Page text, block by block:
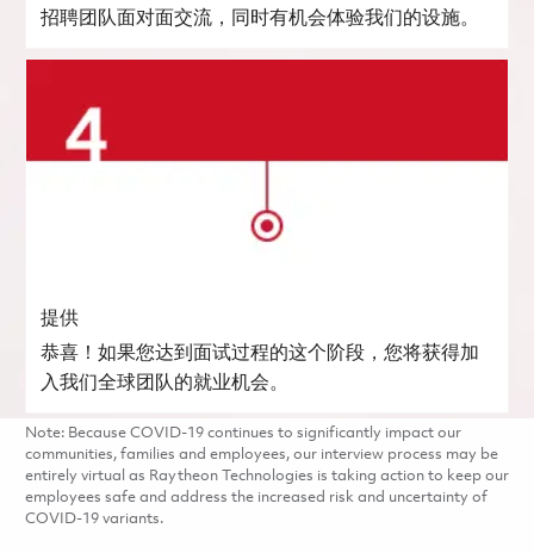
招聘团队面对面交流，同时有机会体验我们的设施。
提供
恭喜！如果您达到面试过程的这个阶段，您将获得加
入我们全球团队的就业机会。
Note: Because COVID-19 continues to significantly impact our
communities, families and employees, our interview process may be
entirely virtual as Raytheon Technologies is taking action to keep our
employees safe and address the increased risk and uncertainty of
COVID-19 variants.